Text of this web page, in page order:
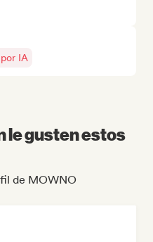
IA
le gusten estos
de MOWNO